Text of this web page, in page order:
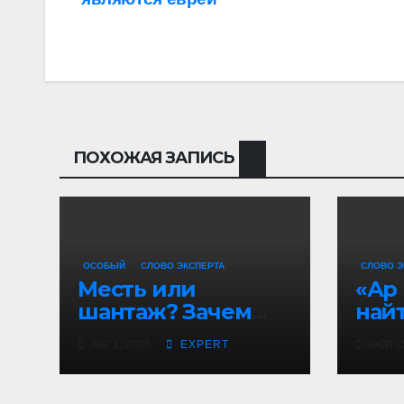
ПОХОЖАЯ ЗАПИСЬ
ОСОБЫЙ СЛОВО ЭКСПЕРТА
Месть или
шантаж? Зачем
Рабат пустил
толпу в испанский
анклав
EXPERT
СЛОВО
«Ар